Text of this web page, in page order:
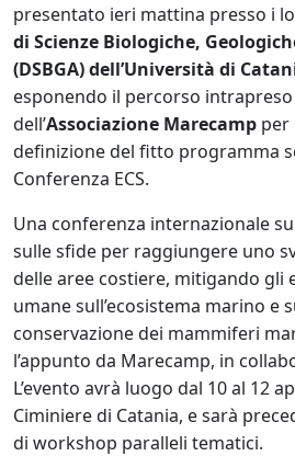
presentato ieri mattina presso i
di Scienze Biologiche,
(DSBGA) dell’Università di
esponendo il percorso
dell’Associazione Marecamp per
definizione del fitto programma
Conferenza ECS.
Una conferenza internazionale
sulle sfide per raggiungere uno
delle aree costiere, mitigando gli
umane sull’ecosistema marino e
conservazione dei mammiferi
l’appunto da Marecamp, in
L’evento avrà luogo dal 10 al 12
Ciminiere di Catania, e sarà
di workshop paralleli tematici.